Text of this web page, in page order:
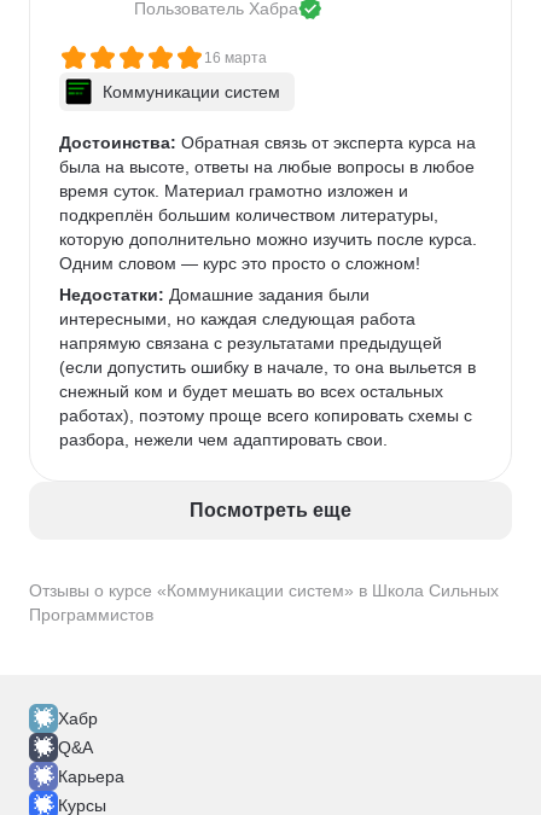
Отзывы о курсе «Коммуникации систем» в Школа Сильных
Программистов
Пользователь Хабра
16 марта
Коммуникации систем
Достоинства: Обратная связь от эксперта курса на
была на высоте, ответы на любые вопросы в любое
время суток. Материал грамотно изложен и
подкреплён большим количеством литературы,
которую дополнительно можно изучить после курса.
Одним словом — курс это просто о сложном!
Недостатки: Домашние задания были
интересными, но каждая следующая работа
напрямую связана с результатами предыдущей
(если допустить ошибку в начале, то она выльется в
снежный ком и будет мешать во всех остальных
работах), поэтому проще всего копировать схемы с
разбора, нежели чем адаптировать свои.
Посмотреть еще
Хабр
Q&A
Карьера
Курсы